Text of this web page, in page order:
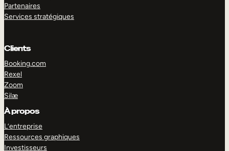
Partenaires
Services stratégiques
Clients
Booking.com
Rexel
Zoom
Silæ
À propos
L’entreprise
Ressources graphiques
Investisseurs